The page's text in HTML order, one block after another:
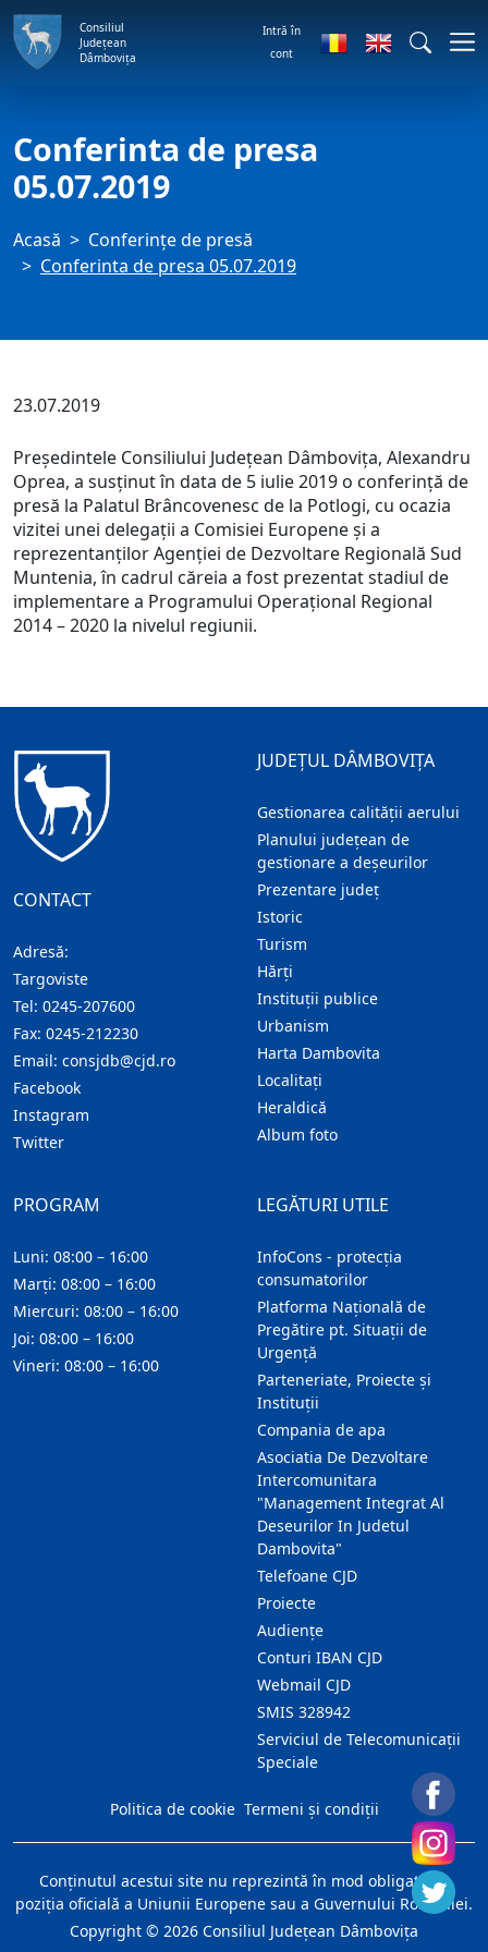
Consiliul
Județean
Dâmbovița
Intră în
cont
Conferinta de presa
05.07.2019
Acasă
Conferințe de presă
Conferinta de presa 05.07.2019
23.07.2019
Președintele Consiliului Județean Dâmbovița, Alexandru
Oprea, a susținut în data de 5 iulie 2019 o conferință de
presă la Palatul Brâncovenesc de la Potlogi, cu ocazia
vizitei unei delegații a Comisiei Europene și a
reprezentanților Agenției de Dezvoltare Regională Sud
Muntenia, în cadrul căreia a fost prezentat stadiul de
implementare a Programului Operațional Regional
2014 – 2020 la nivelul regiunii.
CONTACT
Adresă:
Targoviste
Tel: 0245-207600
Fax: 0245-212230
Email: consjdb@cjd.ro
Facebook
Instagram
Twitter
JUDEȚUL DÂMBOVIȚA
Gestionarea calității aerului
Planului județean de
gestionare a deșeurilor
Prezentare judeţ
Istoric
Turism
Hărţi
Instituţii publice
Urbanism
Harta Dambovita
Localitaţi
Heraldică
Album foto
LEGĂTURI UTILE
InfoCons - protecția
consumatorilor
Platforma Națională de
Pregătire pt. Situații de
Urgență
Parteneriate, Proiecte și
Instituții
Compania de apa
Asociatia De Dezvoltare
Intercomunitara
"Management Integrat Al
Deseurilor In Judetul
Dambovita"
Telefoane CJD
Proiecte
Audienţe
Conturi IBAN CJD
Webmail CJD
SMIS 328942
Serviciul de Telecomunicații
Speciale
PROGRAM
Luni: 08:00 – 16:00
Marți: 08:00 – 16:00
Miercuri: 08:00 – 16:00
Joi: 08:00 – 16:00
Vineri: 08:00 – 16:00
Politica de cookie Termeni și condiții
Conţinutul acestui site nu reprezintă în mod obligatoriu
poziţia oficială a Uniunii Europene sau a Guvernului României.
Copyright © 2026 Consiliul Judeţean Dâmboviţa